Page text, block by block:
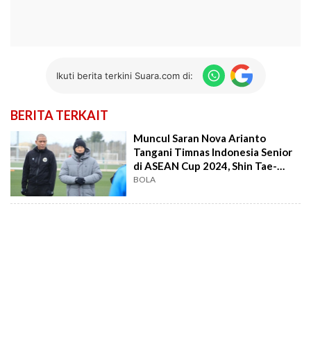
Ikuti berita terkini Suara.com di:
BERITA TERKAIT
Muncul Saran Nova Arianto
Tangani Timnas Indonesia Senior
di ASEAN Cup 2024, Shin Tae-
yong Beri Respons
BOLA